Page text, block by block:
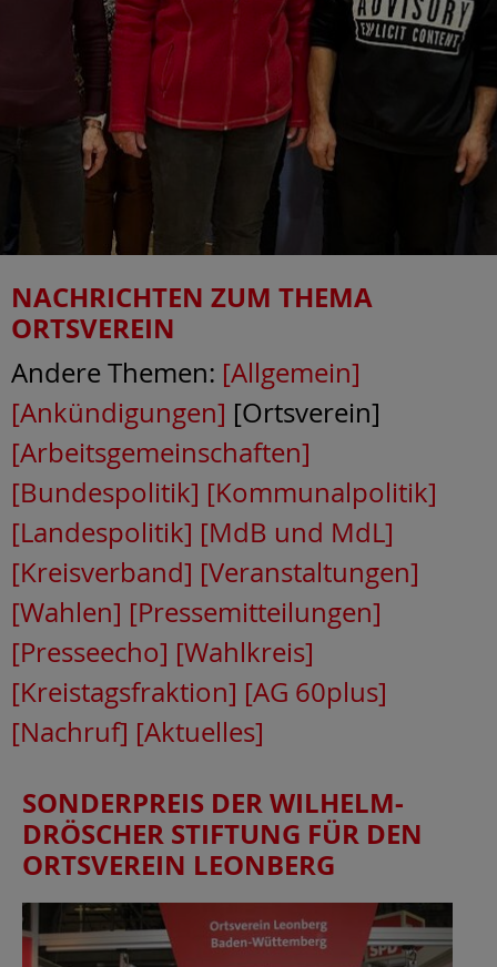
NACHRICHTEN ZUM THEMA
ORTSVEREIN
Andere Themen: [Allgemein]
[Ankündigungen] [Ortsverein]
[Arbeitsgemeinschaften]
[Bundespolitik] [Kommunalpolitik]
[Landespolitik] [MdB und MdL]
[Kreisverband] [Veranstaltungen]
[Wahlen] [Pressemitteilungen]
[Presseecho] [Wahlkreis]
[Kreistagsfraktion] [AG 60plus]
[Nachruf] [Aktuelles]
SONDERPREIS DER WILHELM-
DRÖSCHER STIFTUNG FÜR DEN
ORTSVEREIN LEONBERG